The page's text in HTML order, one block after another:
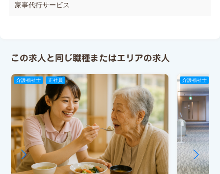
家事代行サービス
この求人と同じ職種またはエリアの求人
介護福祉士 正社員 介護福祉士